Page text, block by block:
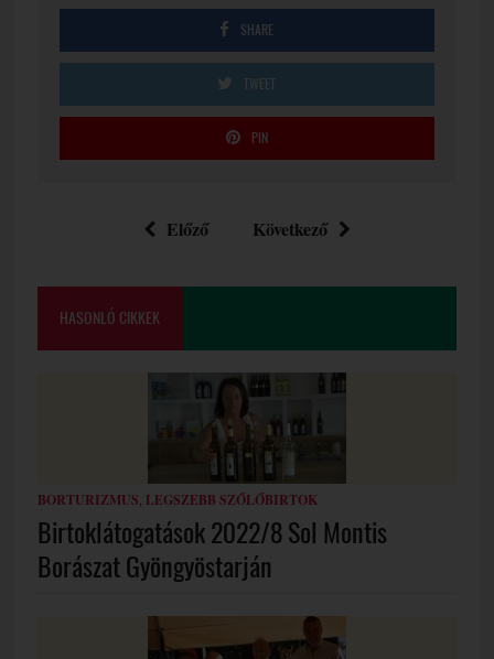
SHARE
TWEET
PIN
Előző Következő
HASONLÓ CIKKEK
BORTURIZMUS LEGSZEBB SZŐLŐBIRTOK
Birtoklátogatások 2022/8 Sol Montis
Borászat Gyöngyöstarján